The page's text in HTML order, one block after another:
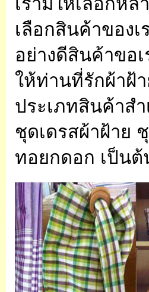
เลือกสินค้าของ
อย่างดีสินค้าขอ
ให้ท่านที่รักผ้าฝ้
ประเภทสินค้าส
ชุดเดรสผ้าฝ้าย
ทอยกดอก เป็นต้